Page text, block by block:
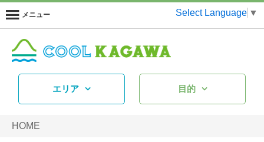
メニュー Select Language ▼
エリア 目的
HOME